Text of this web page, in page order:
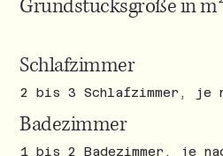
Grundstücksgröße in
Schlafzimmer
2 bis 3 Schlafzimmer, je
Badezimmer
1 bis 2 Badezimmer, je